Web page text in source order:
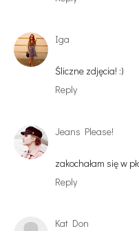
Iga
Śliczne zdjęcia! :)
Reply
Jeans Please!
zakochałam się w
Reply
Kat Don